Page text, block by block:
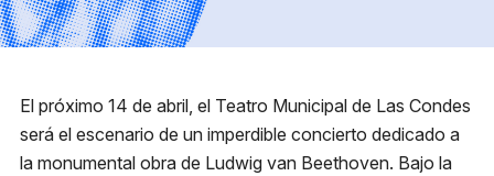
Preguntas frecuentes
Prepara tu experiencia
El próximo 14 de abril, el Teatro Municipal de Las Condes
será el escenario de un imperdible concierto dedicado a
la monumental obra de Ludwig van Beethoven. Bajo la